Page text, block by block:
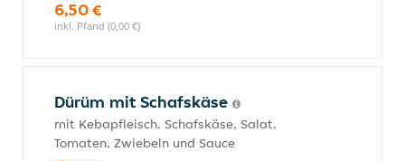
6,50 €
inkl. Pfand (0,00 €)
Dürüm mit Schafskäse
mit Kebapfleisch, Schafskäse, Salat,
Tomaten, Zwiebeln und Sauce